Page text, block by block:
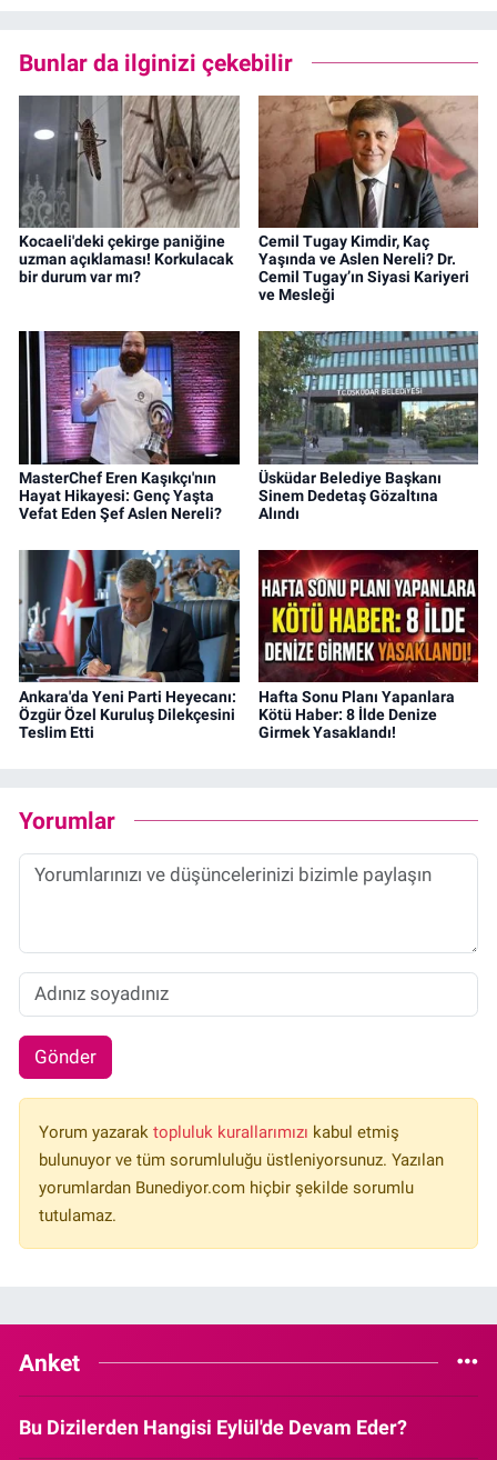
Bunlar da ilginizi çekebilir
Kocaeli'deki çekirge paniğine
uzman açıklaması! Korkulacak
bir durum var mı?
Cemil Tugay Kimdir, Kaç
Yaşında ve Aslen Nereli? Dr.
Cemil Tugay’ın Siyasi Kariyeri
ve Mesleği
MasterChef Eren Kaşıkçı'nın
Hayat Hikayesi: Genç Yaşta
Vefat Eden Şef Aslen Nereli?
Üsküdar Belediye Başkanı
Sinem Dedetaş Gözaltına
Alındı
Ankara'da Yeni Parti Heyecanı:
Özgür Özel Kuruluş Dilekçesini
Teslim Etti
Hafta Sonu Planı Yapanlara
Kötü Haber: 8 İlde Denize
Girmek Yasaklandı!
Yorumlar
Gönder
Yorum yazarak topluluk kurallarımızı kabul etmiş
bulunuyor ve tüm sorumluluğu üstleniyorsunuz. Yazılan
yorumlardan Bunediyor.com hiçbir şekilde sorumlu
tutulamaz.
Anket
Bu Dizilerden Hangisi Eylül'de Devam Eder?